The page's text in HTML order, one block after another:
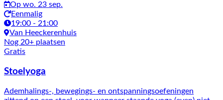
Op wo. 23 sep.
Eenmalig
19:00 - 21:00
Van Heeckerenhuis
Nog 20+ plaatsen
Gratis
Stoelyoga
Ademhalings-, bewegings- en ontspanningsoefeningen